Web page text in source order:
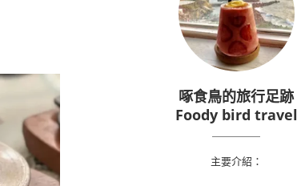
啄食鳥的旅行足跡
Foody bird travel
主要介紹：